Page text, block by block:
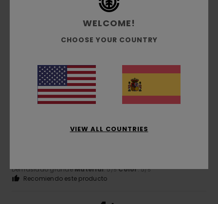
¿Son unos buenos vaqueros?
Mostrar original - Français
5
17. mayo 2026
Compra verificada
Demasiado grandeMaterial: 5/5 Color: 5/5
Recomiendo este producto
WELCOME!
CHOOSE YOUR COUNTRY
VIEW ALL COUNTRIES